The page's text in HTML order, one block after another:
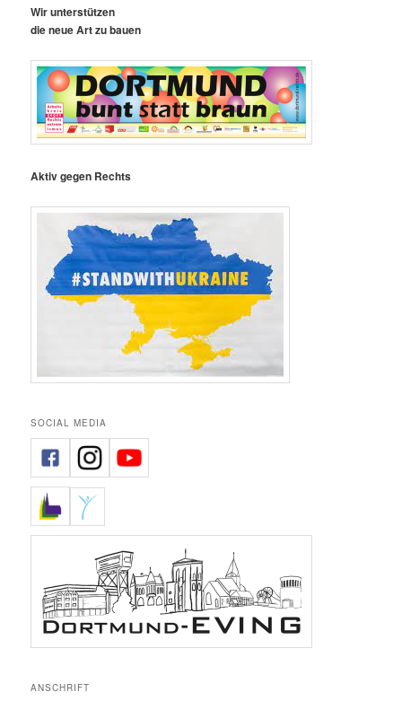
Wir unterstützen
die neue Art zu bauen
Aktiv gegen Rechts
SOCIAL MEDIA
ANSCHRIFT